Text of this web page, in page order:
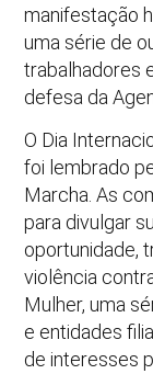
manifestação
uma série de
trabalhadores
defesa da
O Dia
foi lembrado
Marcha. As
para divulgar
oportunidade,
violência
Mulher, uma
e entidades
de interesses